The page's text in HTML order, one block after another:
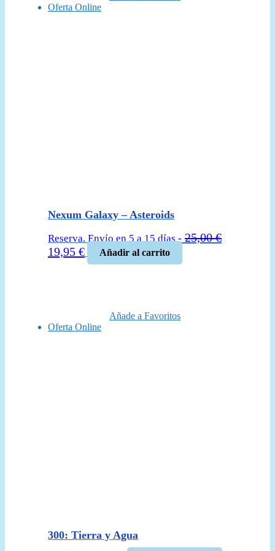
Oferta Online
Nexum Galaxy – Asteroids
Reserva. Envío en 5 a 15 días - 25,00€
El
19,95 €El
precio
Añadir al carrito
Añade a Favoritos
Oferta Online
300: Tierra y Agua